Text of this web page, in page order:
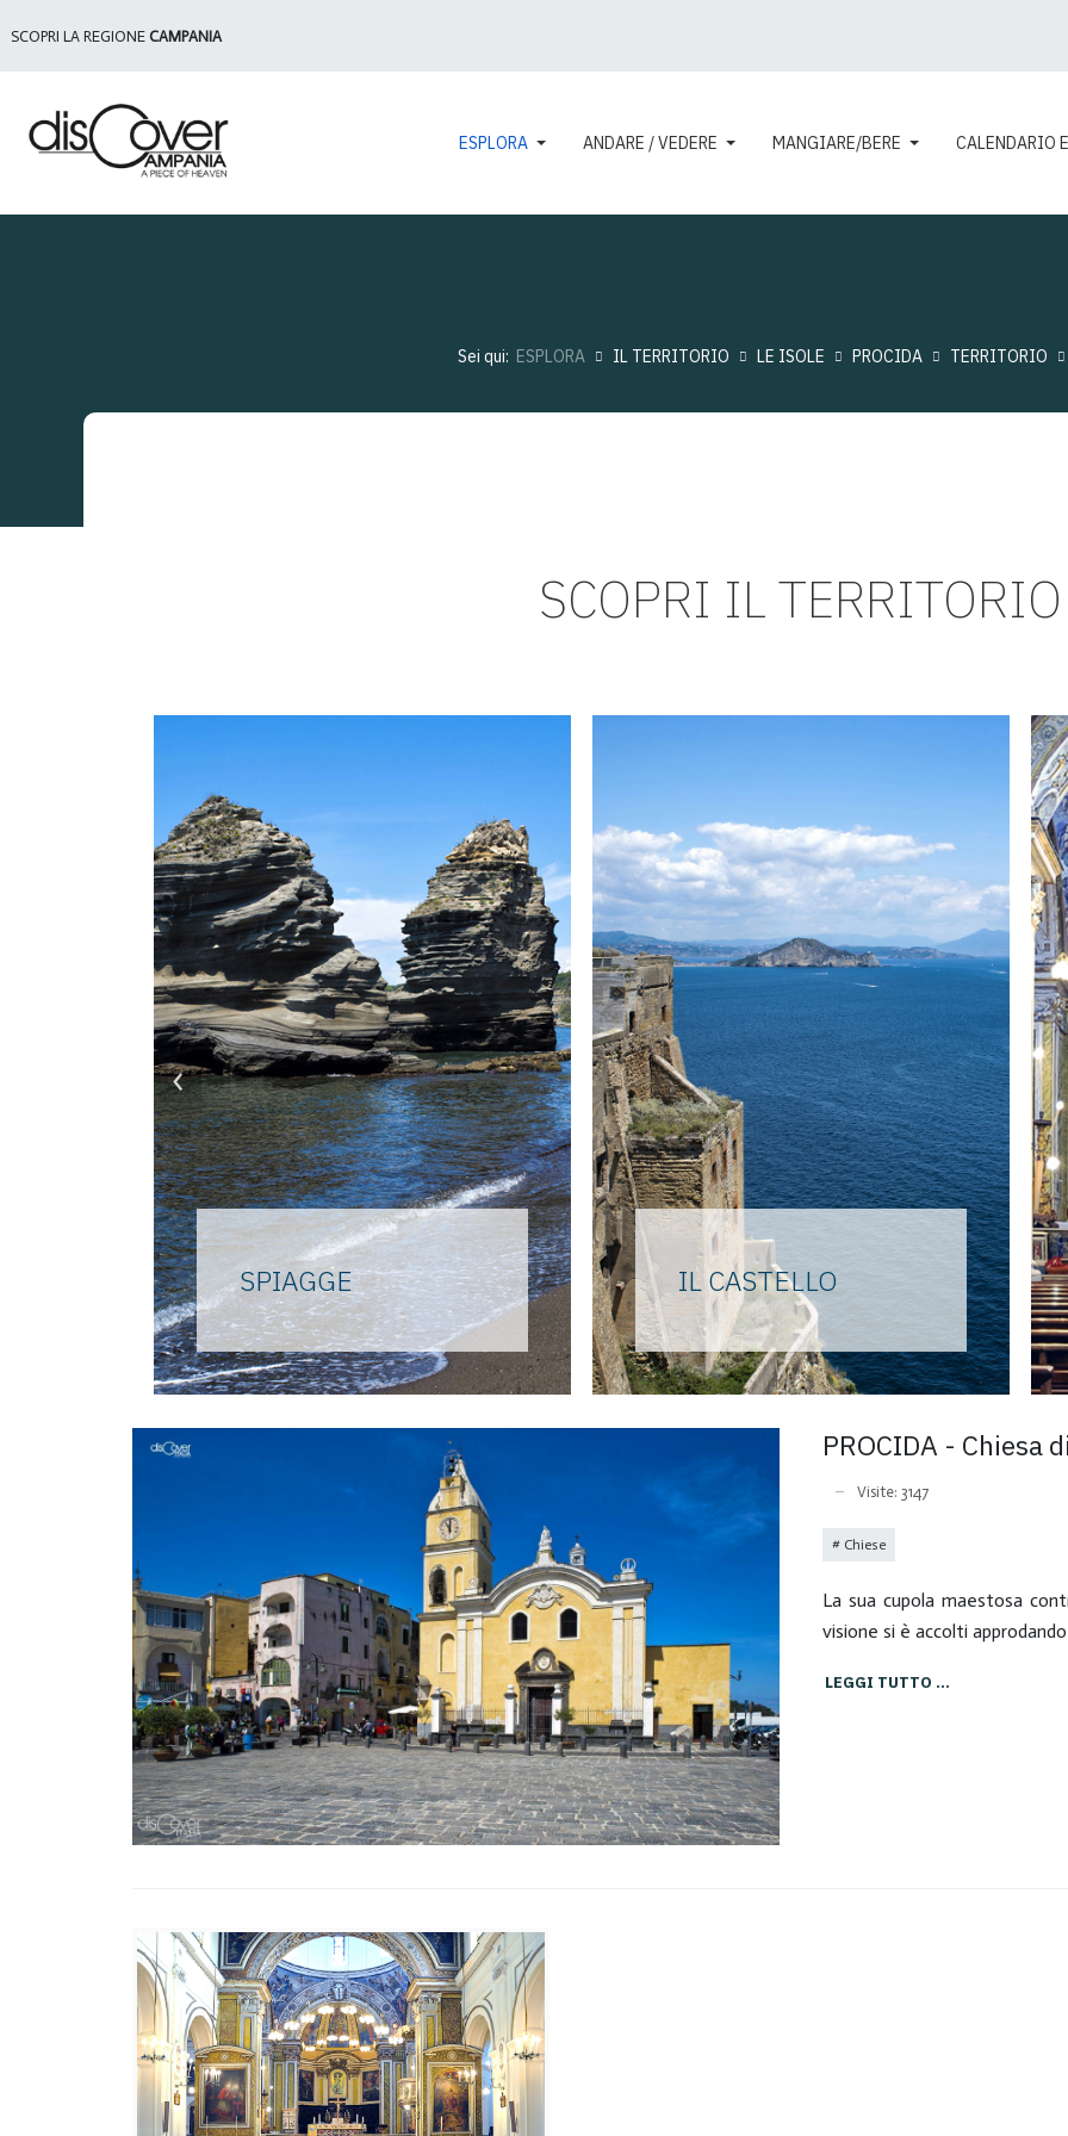
SCOPRI LA REGIONE CAMPANIA
ESPLORA ANDARE / VEDERE MANGIARE/BERE CALENDARIO
Sei qui: ESPLORA IL TERRITORIO LE ISOLE PROCIDA TERRITORIO
SCOPRI IL TERRITORIO
SPIAGGE
Dalla più famosa, set del film
“Il postino”, alla più amata dagli
isolani, in ogni parte della
spiagge di sabbia procidane.
IL CASTELLO
La più recente storia come
carcere iniziata nell’800 ha
offuscato il ricordo del
della residenza estiva dei primi
‹
PROCIDA - Chiesa
Visite: 3147
Chiese
La sua cupola maestosa
visione si è accolti
LEGGI TUTTO …